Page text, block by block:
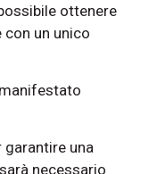
ottenere
un unico
garantire una
necessario